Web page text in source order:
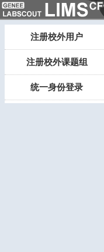
注册校外用户
注册校外课题组
统一身份登录